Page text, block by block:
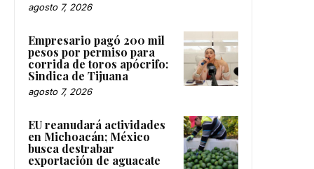
agosto 7, 2026
Empresario pagó 200 mil
pesos por permiso para
corrida de toros apócrifo:
Sindica de Tijuana
agosto 7, 2026
EU reanudará actividades
en Michoacán; México
busca destrabar
exportación de aguacate